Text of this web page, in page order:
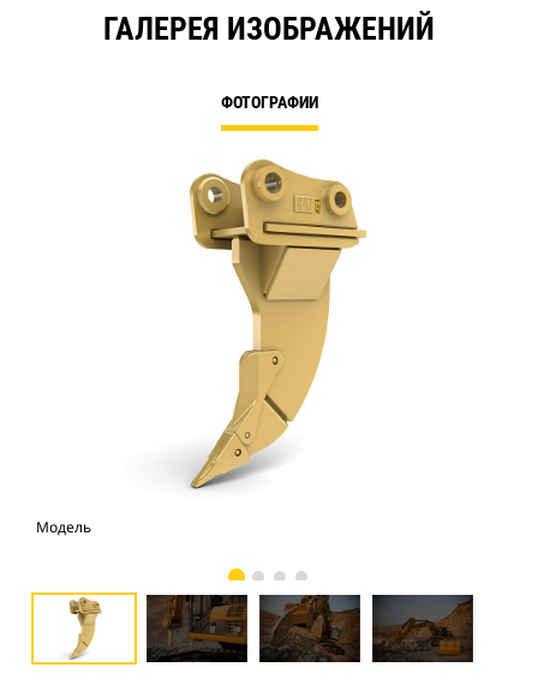
ГАЛЕРЕЯ ИЗОБРАЖЕНИЙ
ФОТОГРАФИИ
Модель